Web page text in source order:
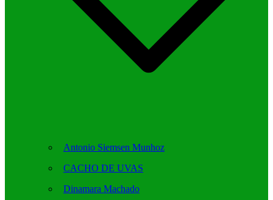
Antonio Siemsen Munhoz
CACHO DE UVAS
Dinamara Machado